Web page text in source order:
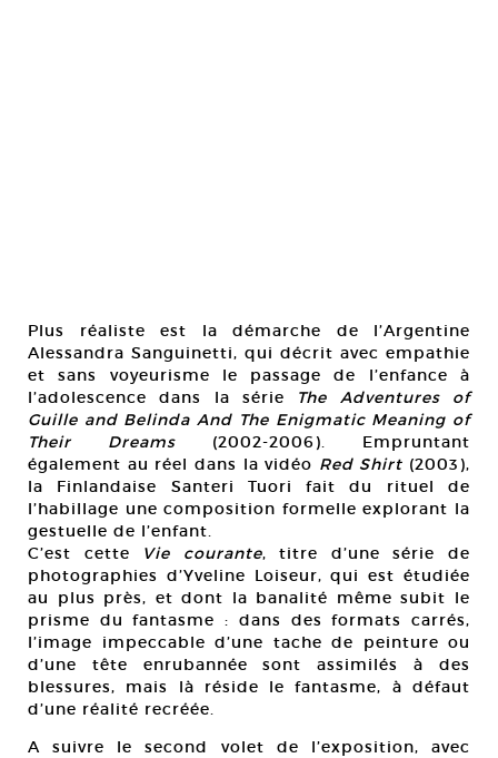
Plus réaliste est la démarche de l’Argentine
Alessandra Sanguinetti, qui décrit avec empathie
et sans voyeurisme le passage de l’enfance à
l’adolescence dans la série The Adventures of
Guille and Belinda And The Enigmatic Meaning of
Their Dreams (2002-2006). Empruntant
également au réel dans la vidéo Red Shirt (2003),
la Finlandaise Santeri Tuori fait du rituel de
l’habillage une composition formelle explorant la
gestuelle de l’enfant.
C’est cette
Vie courante, titre d’une série de
photographies d’Yveline Loiseur, qui est étudiée
au plus près, et dont la banalité même subit le
prisme du fantasme : dans des formats carrés,
l’image impeccable d’une tache de peinture ou
d’une tête enrubannée sont assimilés à des
blessures, mais là réside le fantasme, à défaut
d’une réalité recréée.
A suivre le second volet de l’exposition, avec